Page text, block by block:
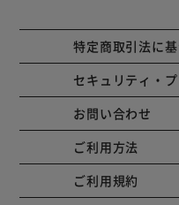
特定商取引法に
セキュリティ・
お問い合わせ
ご利用方法
ご利用規約